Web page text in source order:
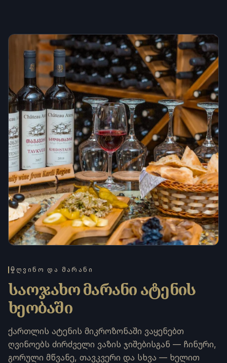
ᲦᲕᲘᲜᲝ ᲓᲐ ᲛᲐᲠᲐᲜᲘ
საოჯახო მარანი ატენის
ხეობაში
ქართლის ატენის მიკროზონაში ვაყენებთ
ღვინოებს ძირძველი ვაზის ჯიშებისგან — ჩინური,
გორული მწვანე, თავკვერი და სხვა — ხელით